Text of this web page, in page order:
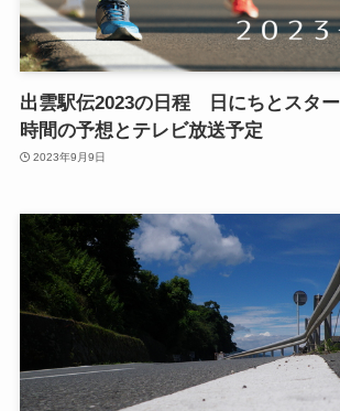
出雲駅伝2023の日程 日にちとスタ
時間の予想とテレビ放送予定
2023年9月9日